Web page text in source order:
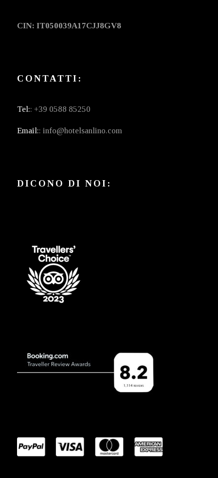
CIN: IT050039A17CJJ8GV8
CONTATTI:
Tel:: +39 0588 85250
Email:: info@hotelsanlino.com
DICONO DI NOI: